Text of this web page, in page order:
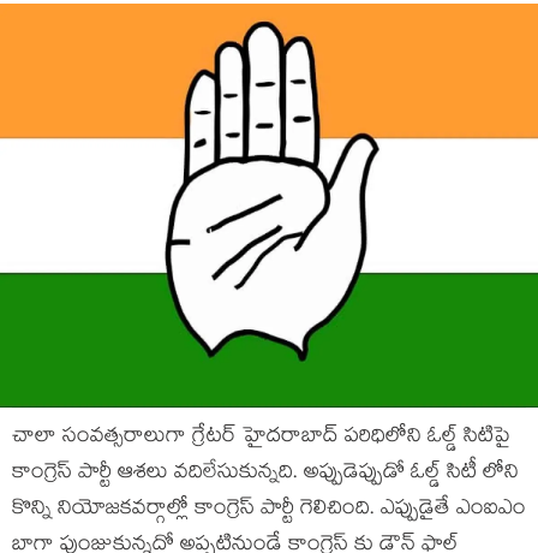
చాలా సంవత్సరాలుగా గ్రేటర్ హైదరాబాద్ పరిధిలోని ఓల్డ్ సిటిపై
కాంగ్రెస్ పార్టీ ఆశలు వదిలేసుకున్నది. అప్పుడెప్పుడో ఓల్డ్ సిటీ లోని
కొన్ని నియోజకవర్గాల్లో కాంగ్రెస్ పార్టీ గెలిచింది. ఎప్పుడైతే ఎంఐఎం